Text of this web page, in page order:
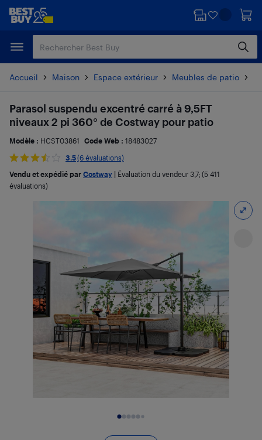
Passer
principal
Passer
Accueil Maison Espace extérieur Meubles de patio
Parasol suspendu excentré carré à 9,5FT
niveaux 2 pi 360° de Costway pour patio
Modèle : HCST03861 Code Web : 18483027
3.5(6 évaluations)
Vendu et expédié par Costway Évaluation du vendeur 3,7; (5 411
évaluations)